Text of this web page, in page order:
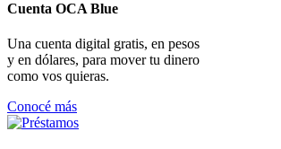
Cuenta OCA Blue
Una cuenta digital gratis, en pesos
y en dólares, para mover tu dinero
como vos quieras.
Conocé más